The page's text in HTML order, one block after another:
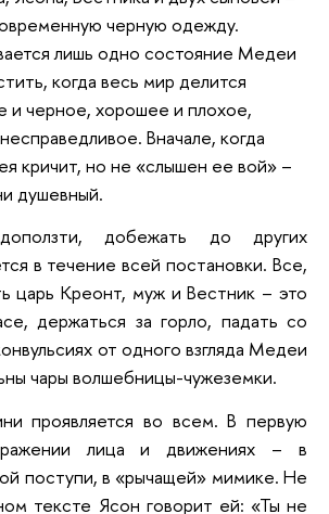
черную одежду.
лишь одно состояние Медеи
когда весь мир делится
и черное, хорошее и плохое,
Вначале, когда
кричит, но не «слышен ее вой» –
душевный.
добежать до других
в течение всей постановки. Все,
царь Креонт, муж и Вестник – это
держаться за горло, падать со
от одного взгляда Медеи
чары волшебницы-чужеземки.
проявляется во всем. В первую
лица и движениях – в
поступи, в «рычащей» мимике. Не
тексте Ясон говорит ей: «Ты не